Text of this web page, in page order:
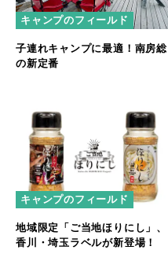
キャンプのフィールド
子連れキャンプに最適！南房総
の新定番
キャンプのフィールド
地域限定「ご当地ほりにし」、
香川・埼玉ラベルが新登場！